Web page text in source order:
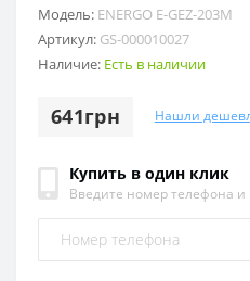
Модель: ENERGO E-GEZ-203M
Артикул: GS-000010027
Наличие: Есть в наличии
641грн Нашли
Купить в один клик
Введите номер телефона